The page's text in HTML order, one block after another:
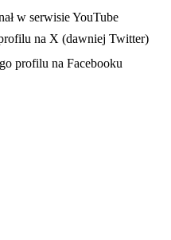
karcie
w serwisie YouTube
na X (dawniej Twitter)
karcie
profilu na Facebooku